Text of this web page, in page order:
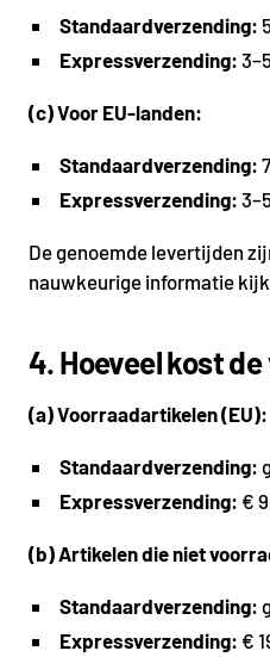
Standaardverzending:
Expressverzending:
(c) Voor EU-landen:
Standaardverzending:
Expressverzending:
De genoemde levertijden
nauwkeurige informatie
4. Hoeveel kost
(a) Voorraadartikelen (EU):
Standaardverzending:
Expressverzending: €
(b) Artikelen die niet
Standaardverzending:
Expressverzending: €